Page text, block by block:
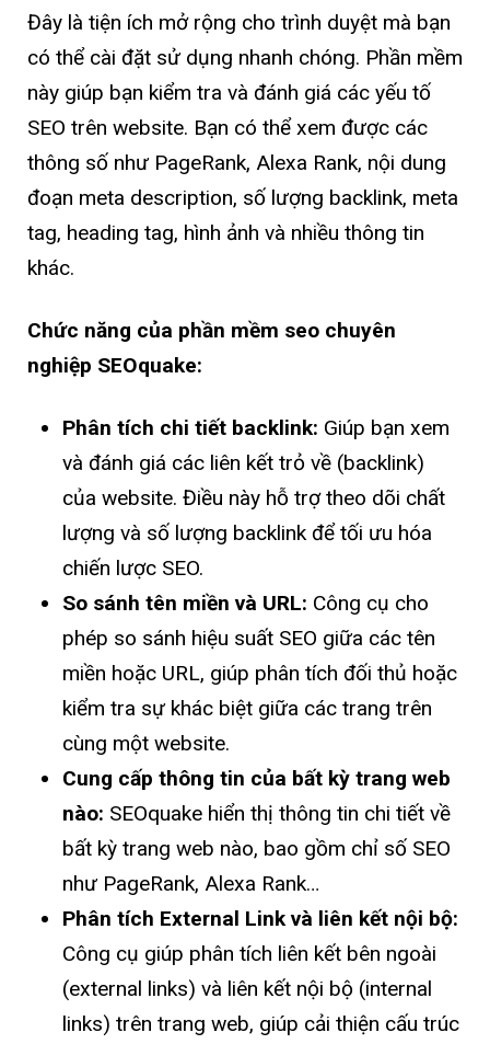
Đây là tiện ích mở rộng cho trình duyệt mà bạn
có thể cài đặt sử dụng nhanh chóng. Phần mềm
này giúp bạn kiểm tra và đánh giá các yếu tố
SEO trên website. Bạn có thể xem được các
thông số như PageRank, Alexa Rank, nội dung
đoạn meta description, số lượng backlink, meta
tag, heading tag, hình ảnh và nhiều thông tin
khác.
Chức năng của phần mềm seo chuyên
nghiệp SEOquake:
Phân tích chi tiết backlink: Giúp bạn xem
và đánh giá các liên kết trỏ về (backlink)
của website. Điều này hỗ trợ theo dõi chất
lượng và số lượng backlink để tối ưu hóa
chiến lược SEO.
So sánh tên miền và URL: Công cụ cho
phép so sánh hiệu suất SEO giữa các tên
miền hoặc URL, giúp phân tích đối thủ hoặc
kiểm tra sự khác biệt giữa các trang trên
cùng một website.
Cung cấp thông tin của bất kỳ trang web
nào: SEOquake hiển thị thông tin chi tiết về
bất kỳ trang web nào, bao gồm chỉ số SEO
như PageRank, Alexa Rank…
Phân tích External Link và liên kết nội bộ:
Công cụ giúp phân tích liên kết bên ngoài
(external links) và liên kết nội bộ (internal
links) trên trang web, giúp cải thiện cấu trúc